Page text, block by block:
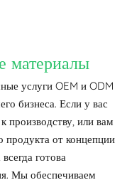
материалы
услуги OEM и ODM
бизнеса. Если у вас
производству, или вам
от концепции
готова
Мы обеспечиваем